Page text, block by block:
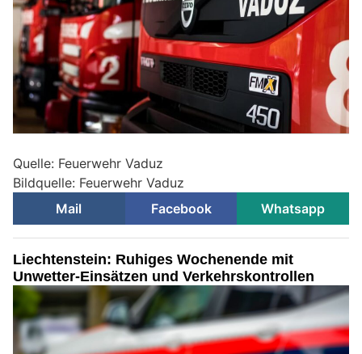
Quelle: Feuerwehr Vaduz
Bildquelle: Feuerwehr Vaduz
Mail
Facebook Whatsapp
Liechtenstein: Ruhiges Wochenende mit
Unwetter-Einsätzen und Verkehrskontrollen